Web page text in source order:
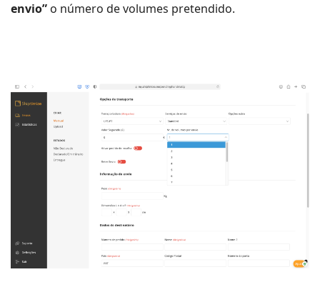
envio” o número de volumes pretendido.